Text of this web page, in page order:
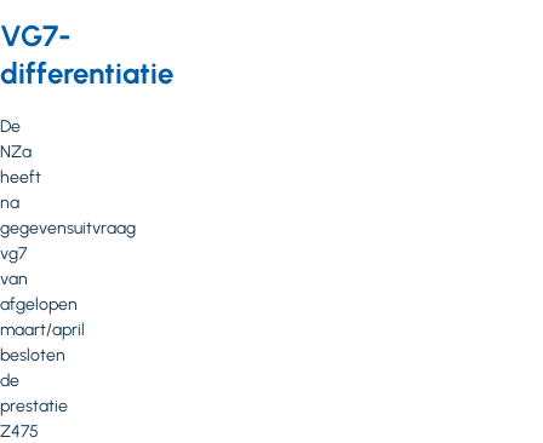
VG7-
differentiatie
De
NZa
heeft
na
gegevensuitvraag
vg7
van
afgelopen
maart/april
besloten
de
prestatie
Z475